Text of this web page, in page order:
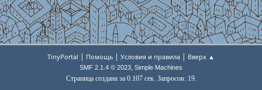
TinyPortal | Помощь | Условия и правила | Вверх ▲
SMF 2.1.4 © 2023, Simple Machines
Страница создана за 0.107 сек. Запросов: 19.